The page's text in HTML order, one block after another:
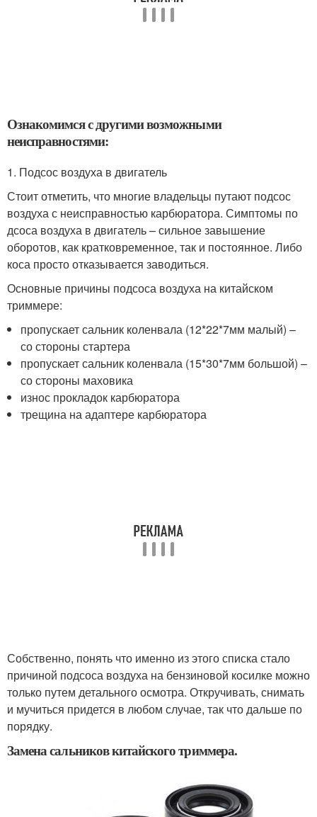
Ознакомимся с другими возможными
неисправностями:
1. Подсос воздуха в двигатель
Стоит отметить, что многие владельцы путают подсос
воздуха с неисправностью карбюратора. Симптомы по
дсоса воздуха в двигатель – сильное завышение
оборотов, как кратковременное, так и постоянное. Либо
коса просто отказывается заводиться.
Основные причины подсоса воздуха на китайском
триммере:
пропускает сальник коленвала (12*22*7мм малый) –
со стороны стартера
пропускает сальник коленвала (15*30*7мм большой) –
со стороны маховика
износ прокладок карбюратора
трещина на адаптере карбюратора
Собственно, понять что именно из этого списка стало
причиной подсоса воздуха на бензиновой косилке можно
только путем детального осмотра. Откручивать, снимать
и мучиться придется в любом случае, так что дальше по
порядку.
Замена сальников китайского триммера.